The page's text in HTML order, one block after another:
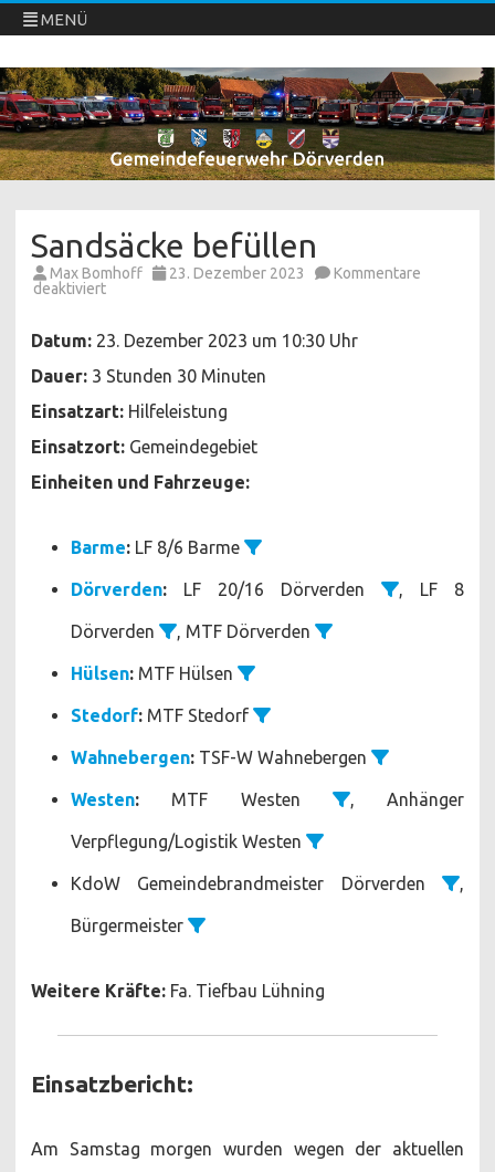
MENÜ
Freiwillige Feuerwehren Dörverden
Direkt
zum
Inhalt
springen
Sandsäcke befüllen
Max Bomhoff 23. Dezember 2023
Kommentare
deaktiviertfür
Datum: 23. Dezember 2023 um 10:30 Uhr
Dauer: 3 Stunden 30 Minuten
Einsatzart: Hilfeleistung
Einsatzort: Gemeindegebiet
Einheiten und Fahrzeuge:
Barme: LF 8/6 Barme
Dörverden: LF 20/16 Dörverden , LF 8
Dörverden , MTF Dörverden
Hülsen: MTF Hülsen
Stedorf: MTF Stedorf
Wahnebergen: TSF-W Wahnebergen
Westen: MTF Westen , Anhänger
Verpflegung/Logistik Westen
KdoW Gemeindebrandmeister Dörverden
Bürgermeister
Weitere Kräfte: Fa. Tiefbau Lühning
Einsatzbericht:
Am Samstag morgen wurden wegen der aktuellen